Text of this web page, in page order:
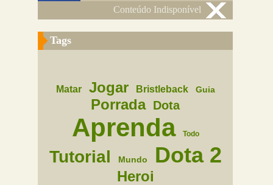
Conteúdo Indisponível
Tags
Matar Jogar Bristleback Guia
Porrada Dota
Aprenda Todo
Tutorial Mundo Dota 2
Heroi